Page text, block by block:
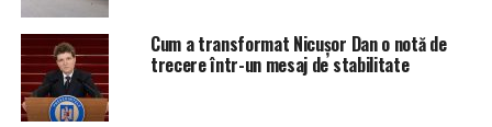
profesionale sau pentru acces la diferite servicii de
sănătate şi activităţi sportive.
Foarte important de reţinut, acesta este singurul credit
din România pentru care banca nu cere ca solicitantul
Cum a transformat Nicușor Dan o notă de
trecere într-un mesaj de stabilitate